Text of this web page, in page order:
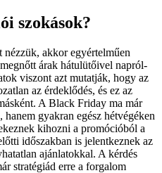
szokások?
akkor egyértelműen
árak hátulütőivel napról-
viszont azt mutatják, hogy az
az érdeklődés, és ez az
A Black Friday ma már
gyakran egész hétvégéken
kihozni a promócióból a
időszakban is jelentkeznek az
ajánlatokkal. A kérdés
stratégiád erre a forgalom